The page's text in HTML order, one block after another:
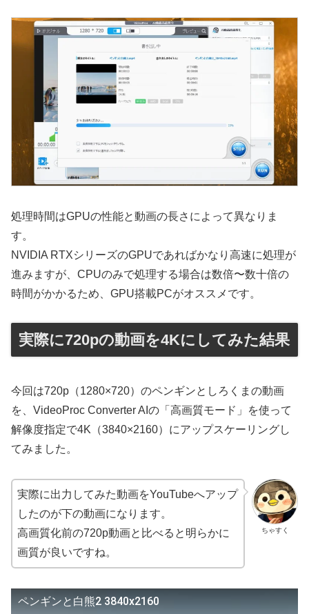
処理時間はGPUの性能と動画の長さによって異なりま
す。
NVIDIA RTXシリーズのGPUであればかなり高速に処理が
進みますが、CPUのみで処理する場合は数倍〜数十倍の
時間がかかるため、GPU搭載PCがオススメです。
実際に720pの動画を4Kにしてみた結果
今回は720p（1280×720）のペンギンとしろくまの動画
を、VideoProc Converter AIの「高画質モード」を使って
解像度指定で4K（3840×2160）にアップスケーリングし
てみました。
ちゃすく
実際に出力してみた動画をYouTubeへアップ
したのが下の動画になります。
高画質化前の720p動画と比べると明らかに
画質が良いですね。
ペンギンと白熊2 3840x2160